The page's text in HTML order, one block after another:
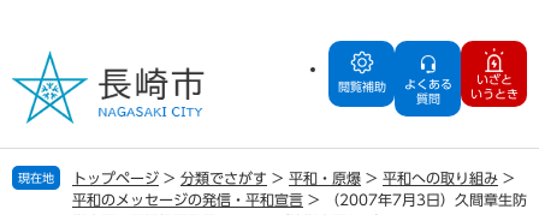
の
で
す
ー
ば
し
閲覧補助
よくある
質問
いざと
いうとき
現在地 トップページ > 分類でさがす > 平和・原爆 > 平和への取り組み >
平和のメッセージの発信・平和宣言 >
（2007年7月3日）久間章生防